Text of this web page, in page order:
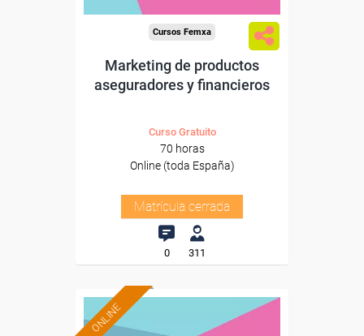
Cursos Femxa
Marketing de productos
aseguradores y financieros
Curso Gratuito
70 horas
Online (toda España)
Matrícula cerrada
0 311
ONLINE